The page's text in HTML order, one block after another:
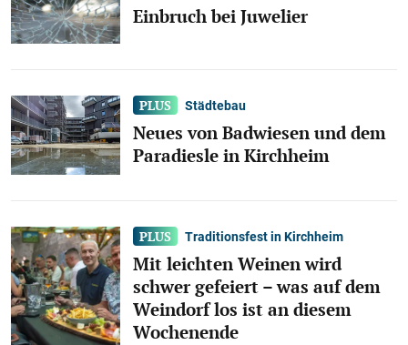
Einbruch bei Juwelier
Städtebau
Neues von Badwiesen und dem
Paradiesle in Kirchheim
Traditionsfest in Kirchheim
Mit leichten Weinen wird
schwer gefeiert – was auf dem
Weindorf los ist an diesem
Wochenende